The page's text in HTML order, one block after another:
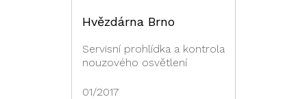
Hvězdárna Brno
Servisní prohlídka a kontrola
nouzového osvětlení
01/2017